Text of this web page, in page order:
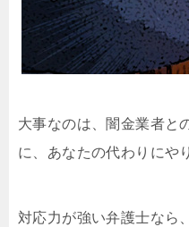
大事なのは、闇金業者と
に、あなたの代わりにや
対応力が強い弁護士なら、